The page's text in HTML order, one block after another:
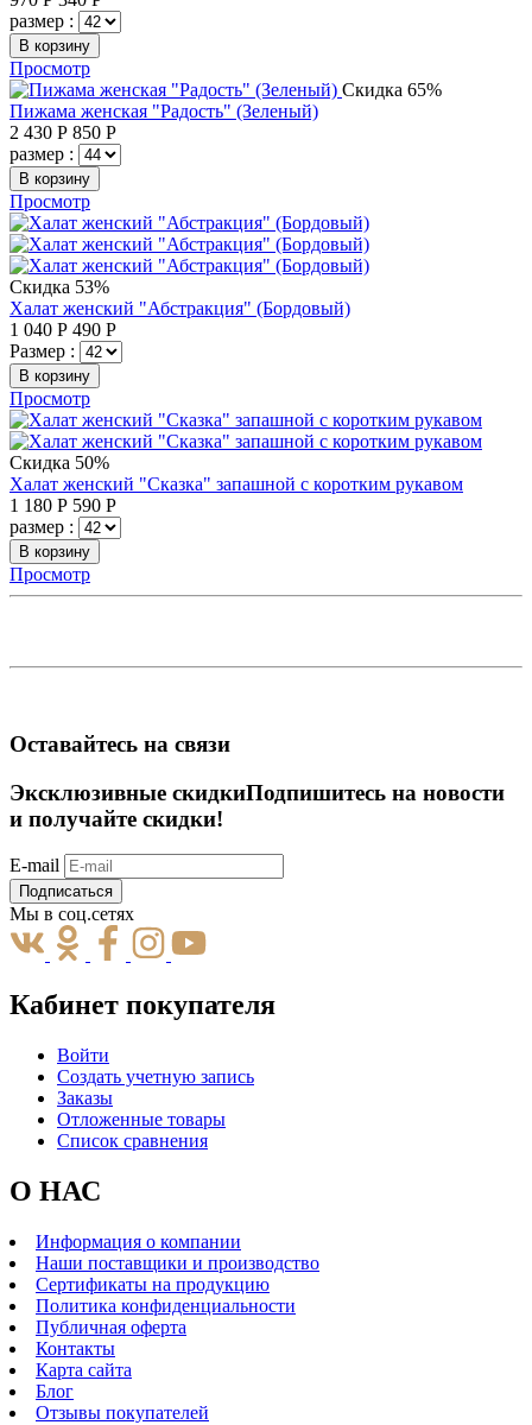
размер :
В корзину
Просмотр
Скидка 65%
Пижама женская "Радость" (Зеленый)
2 430 Р 850 Р
размер :
В корзину
Просмотр
Скидка 53%
Халат женский "Абстракция" (Бордовый)
1 040 Р 490 Р
Размер :
В корзину
Просмотр
Скидка 50%
Халат женский "Сказка" запашной с коротким рукавом
1 180 Р 590 Р
размер :
В корзину
Просмотр
Оставайтесь на связи
Эксклюзивные скидкиПодпишитесь на новости
и получайте скидки!
E-mail
Подписаться
Мы в соц.сетях
Кабинет покупателя
Войти
Создать учетную запись
Заказы
Отложенные товары
Список сравнения
О НАС
Информация о компании
Наши поставщики и производство
Сертификаты на продукцию
Политика конфиденциальности
Публичная оферта
Контакты
Карта сайта
Блог
Отзывы покупателей